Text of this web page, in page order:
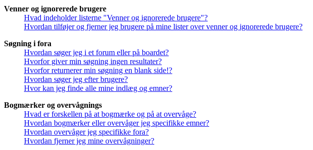
Venner og ignorerede brugere
Hvad indeholder listerne "Venner og ignorerede brugere"?
Hvordan tilføjer og fjerner jeg brugere på mine lister over venner og ignorerede brugere?
Søgning i fora
Hvordan søger jeg i et forum eller på boardet?
Hvorfor giver min søgning ingen resultater?
Hvorfor returnerer min søgning en blank side!?
Hvordan søger jeg efter brugere?
Hvor kan jeg finde alle mine indlæg og emner?
Bogmærker og overvågnings
Hvad er forskellen på at bogmærke og på at overvåge?
Hvordan bogmærker eller overvåger jeg specifikke emner?
Hvordan overvåger jeg specifikke fora?
Hvordan fjerner jeg mine overvågninger?